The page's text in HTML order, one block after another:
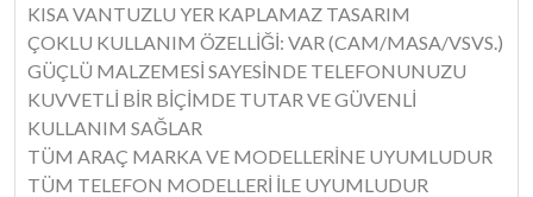
KISA VANTUZLU YER KAPLAMAZ TASARIM
ÇOKLU KULLANIM ÖZELLİĞİ: VAR (CAM/MASA/VSVS.)
GÜÇLÜ MALZEMESİ SAYESİNDE TELEFONUNUZU
KUVVETLİ BİR BİÇİMDE TUTAR VE GÜVENLİ
KULLANIM SAĞLAR
TÜM ARAÇ MARKA VE MODELLERİNE UYUMLUDUR
TÜM TELEFON MODELLERİ İLE UYUMLUDUR